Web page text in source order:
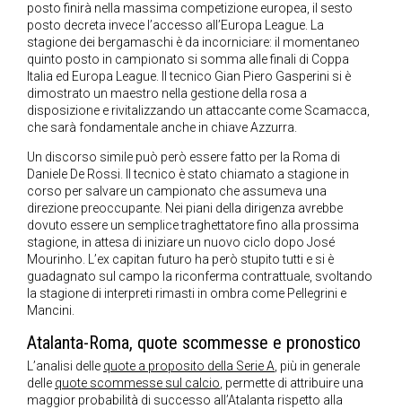
posto finirà nella massima competizione europea, il sesto
posto decreta invece l’accesso all’Europa League. La
stagione dei bergamaschi è da incorniciare: il momentaneo
quinto posto in campionato si somma alle finali di Coppa
Italia ed Europa League. Il tecnico Gian Piero Gasperini si è
dimostrato un maestro nella gestione della rosa a
disposizione e rivitalizzando un attaccante come Scamacca,
che sarà fondamentale anche in chiave Azzurra.
Un discorso simile può però essere fatto per la Roma di
Daniele De Rossi. Il tecnico è stato chiamato a stagione in
corso per salvare un campionato che assumeva una
direzione preoccupante. Nei piani della dirigenza avrebbe
dovuto essere un semplice traghettatore fino alla prossima
stagione, in attesa di iniziare un nuovo ciclo dopo José
Mourinho. L’ex capitan futuro ha però stupito tutti e si è
guadagnato sul campo la riconferma contrattuale, svoltando
la stagione di interpreti rimasti in ombra come Pellegrini e
Mancini.
Atalanta-Roma, quote scommesse e pronostico
L’analisi delle quote a proposito della Serie A, più in generale
delle quote scommesse sul calcio, permette di attribuire una
maggior probabilità di successo all’Atalanta rispetto alla